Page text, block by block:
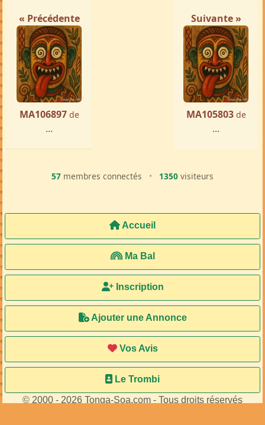
« Précédente
MA106897 de
...
Suivante »
MA105803 de
...
57 membres connectés • 1350 visiteurs
Accueil
Ma Bal
Inscription
Ajouter une Annonce
Vos Avis
Le Trombi
© 2000 - 2026 Tonga-Soa.com - Tous droits réservés